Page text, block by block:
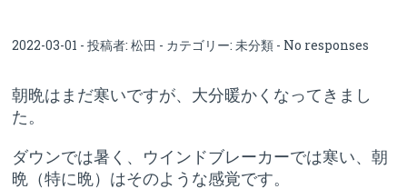
2022-03-01 - 投稿者:松田 - カテゴリー:未分類 - No responses
朝晩はまだ寒いですが、大分暖かくなってきまし
た。
ダウンでは暑く、ウインドブレーカーでは寒い、朝
晩（特に晩）はそのような感覚です。